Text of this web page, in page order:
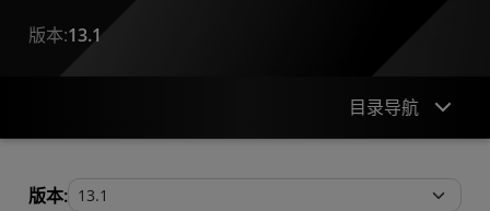
版本:13.1
目录导航
Legacy Tools and Utilities
版本: